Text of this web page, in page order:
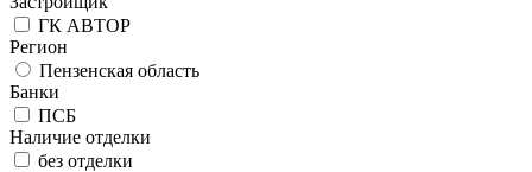
ГК АВТОР
Регион
Пензенская область
Банки
ПСБ
Наличие отделки
без отделки